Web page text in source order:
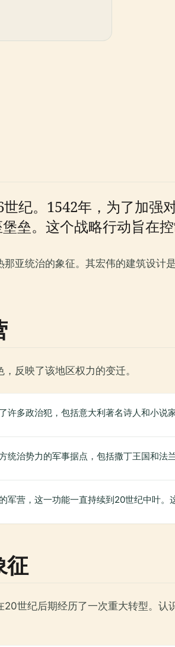
纪。1542年，为了加强
垒。这个战略行动旨在
亚统治的象征。其宏伟的建筑设计
反映了该地区权力的变迁。
多政治犯，包括意大利著名诗人和小说
治势力的军事据点，包括撒丁王国和法
军营，这一功能一直持续到20世纪中叶。
征
世纪后期经历了一次重大转型。